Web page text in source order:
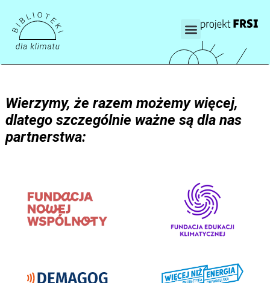
Wierzymy, że razem możemy więcej,
dlatego szczególnie ważne są dla nas
partnerstwa: